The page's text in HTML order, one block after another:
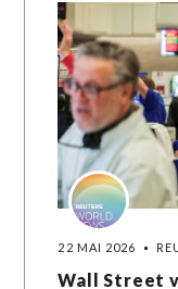
22 MAI 2026
Wall Street